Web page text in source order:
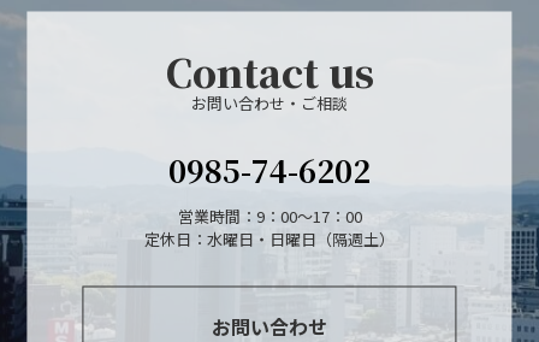
Contact us
お問い合わせ・ご相談
0985-74-6202
営業時間：9：00～17：00
定休日：水曜日・日曜日（隔週土）
お問い合わせ